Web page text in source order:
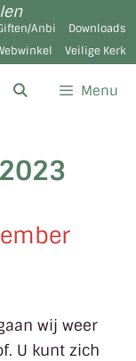
Anbi
Downloads
Veilige Kerk
Menu
wij weer
U kunt zich